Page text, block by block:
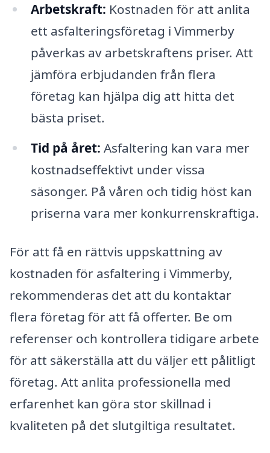
Arbetskraft: Kostnaden för att anlita
ett asfalteringsföretag i Vimmerby
påverkas av arbetskraftens priser. Att
jämföra erbjudanden från flera
företag kan hjälpa dig att hitta det
bästa priset.
Tid på året: Asfaltering kan vara mer
kostnadseffektivt under vissa
säsonger. På våren och tidig höst kan
priserna vara mer konkurrenskraftiga.
För att få en rättvis uppskattning av
kostnaden för asfaltering i Vimmerby,
rekommenderas det att du kontaktar
flera företag för att få offerter. Be om
referenser och kontrollera tidigare arbete
för att säkerställa att du väljer ett pålitligt
företag. Att anlita professionella med
erfarenhet kan göra stor skillnad i
kvaliteten på det slutgiltiga resultatet.